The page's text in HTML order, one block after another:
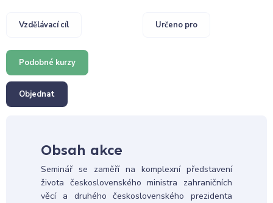
Vzdělávací cíl Určeno pro
Podobné kurzy
Objednat
Obsah akce
Seminář se zaměří na komplexní představení
života československého ministra zahraničních
věcí a druhého československého prezidenta